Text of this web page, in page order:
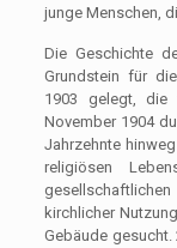
junge Menschen,
Die Geschichte
Grundstein für
1903 gelegt, die
November 1904
Jahrzehnte
religiösen
kirchlicher
Gebäude gesucht.